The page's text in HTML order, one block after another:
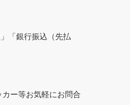
「銀行振込（先払
ー等お気軽にお問合